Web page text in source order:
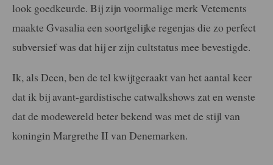
look goedkeurde. Bij zijn voormalige merk Vetements
maakte Gvasalia een soortgelijke regenjas die zo perfect
subversief was dat hij er zijn cultstatus mee bevestigde.
Ik, als Deen, ben de tel kwijtgeraakt van het aantal keer
dat ik bij avant-gardistische catwalkshows zat en wenste
dat de modewereld beter bekend was met de stijl van
koningin Margrethe II van Denemarken.